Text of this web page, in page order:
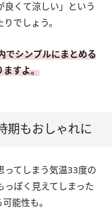
良くて涼しい」という
でしょう。
でシンプルにまとめる
ますよ。
期もおしゃれに
てしまう気温33度の
ぽく見えてしまった
能性も。